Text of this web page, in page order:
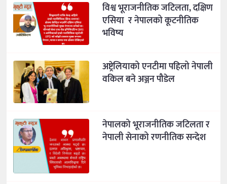
विश्व भूराजनीतिक जटिलता, दक्षिण
एसिया र नेपालको कूटनीतिक
भविष्य
अष्ट्रेलियाको एनटीमा पहिलो नेपाली
वकिल बने अञ्जन पौडेल
नेपालको भूराजनीतिक जटिलता र
नेपाली सेनाको रणनीतिक सन्देश